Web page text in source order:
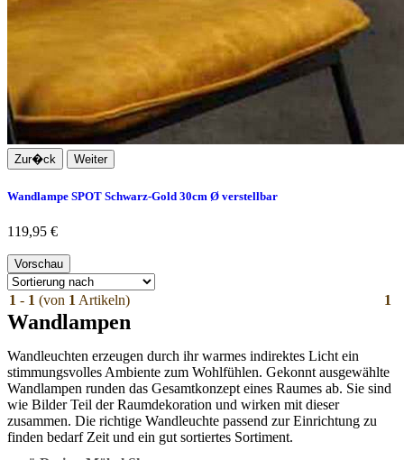
Zur�ck Weiter
Wandlampe SPOT Schwarz-Gold 30cm Ø verstellbar
119,95 €
Vorschau
1 - 1 (von 1 Artikeln) 1
Wandlampen
Wandleuchten erzeugen durch ihr warmes indirektes Licht ein
stimmungsvolles Ambiente zum Wohlfühlen. Gekonnt ausgewählte
Wandlampen runden das Gesamtkonzept eines Raumes ab. Sie sind
wie Bilder Teil der Raumdekoration und wirken mit dieser
zusammen. Die richtige Wandleuchte passend zur Einrichtung zu
finden bedarf Zeit und ein gut sortiertes Sortiment.